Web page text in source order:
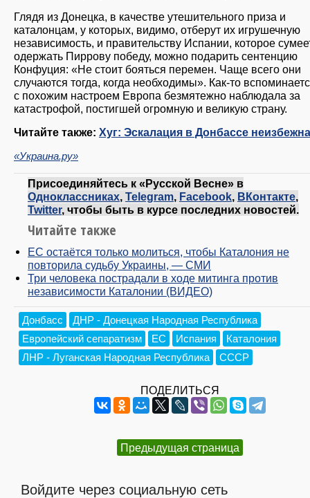
Глядя из Донецка, в качестве утешительного приза и
каталонцам, у которых, видимо, отберут их игрушечную
независимость, и правительству Испании, которое
одержать Пиррову победу, можно подарить сентенцию
Конфуция: «Не стоит бояться перемен. Чаще всего они
случаются тогда, когда необходимы». Как-то
с похожим настроем Европа безмятежно наблюдала за
катастрофой, постигшей огромную и великую страну.
Читайте также: Хуг: Эскалация в Донбассе неизбежна
«Украина.ру»
Присоединяйтесь к «Русской Весне» в
Одноклассниках, Telegram, Facebook, ВКонтакте,
Twitter, чтобы быть в курсе последних новостей.
Читайте также
ЕС остаётся только молиться, чтобы Каталония не
повторила судьбу Украины, — СМИ
Три человека пострадали в ходе митинга против
независимости Каталонии (ВИДЕО)
Донбасс
ДНР - Донецкая Народная Республика
Европейский сепаратизм
ЕС Испания
Каталония
ЛНР - Луганская Народная Республика
СССР
ПОДЕЛИТЬСЯ
Предыдущая страница
Войдите через социальную сеть